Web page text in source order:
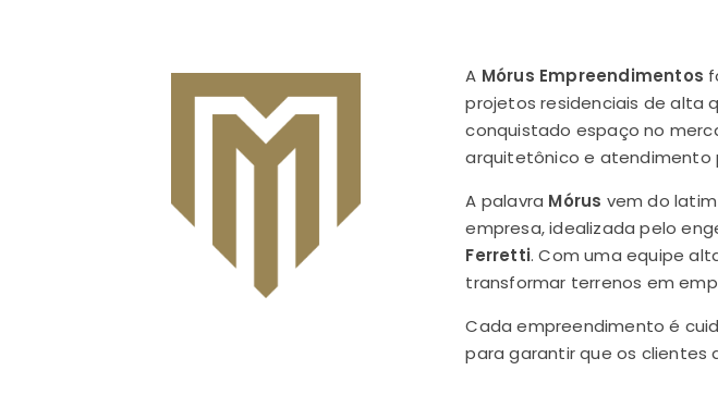
A Mórus Empreendimentos
projetos residenciais de alta
conquistado espaço no
arquitetônico e atendimento
A palavra Mórus vem do
empresa, idealizada pelo
Ferretti. Com uma equipe
transformar terrenos em
Cada empreendimento é
para garantir que os clientes